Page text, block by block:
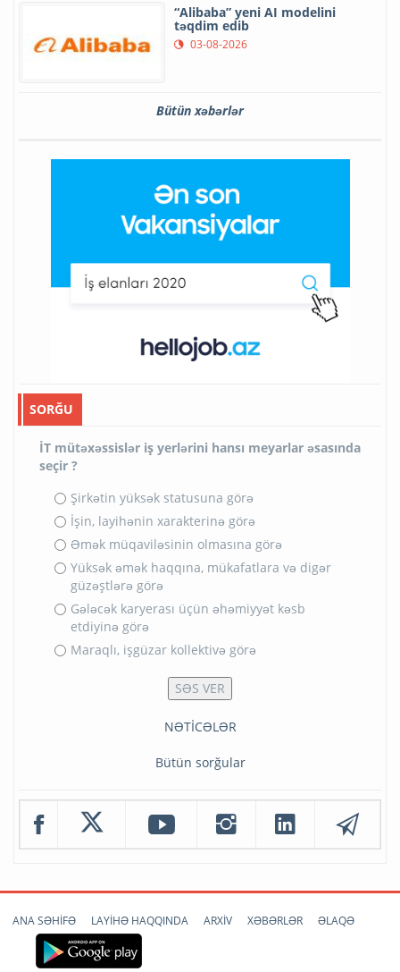
“Alibaba” yeni AI modelini
təqdim edib
03-08-2026
Bütün xəbərlər
SORĞU
İT mütəxəssislər iş yerlərini hansı meyarlar əsasında
seçir ?
Şirkətin yüksək statusuna görə
İşin, layihənin xarakterinə görə
Əmək müqaviləsinin olmasına görə
Yüksək əmək haqqına, mükafatlara və digər
güzəştlərə görə
Gələcək karyerası üçün əhəmiyyət kəsb
etdiyinə görə
Maraqlı, işgüzar kollektivə görə
NƏTİCƏLƏR
Bütün sorğular
ANA SƏHİFƏ LAYİHƏ HAQQINDA ARXİV XƏBƏRLƏR ƏLAQƏ